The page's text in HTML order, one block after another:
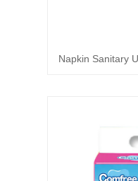
Napkin Sanitary